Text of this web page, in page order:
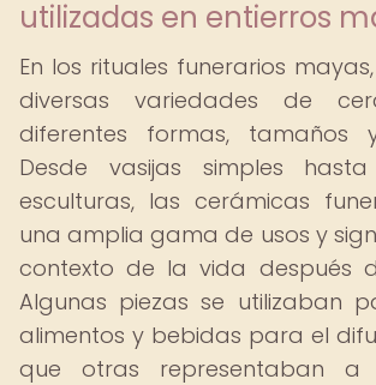
utilizadas en entierros
En los rituales funerarios
diversas variedades de
diferentes formas, tamaños
Desde vasijas simples
esculturas, las cerámicas
una amplia gama de usos y
contexto de la vida después
Algunas piezas se utilizaban
alimentos y bebidas para el
que otras representaban a